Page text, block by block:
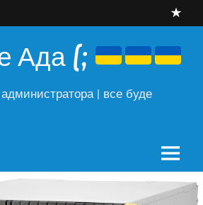
Ада (;
| все буде